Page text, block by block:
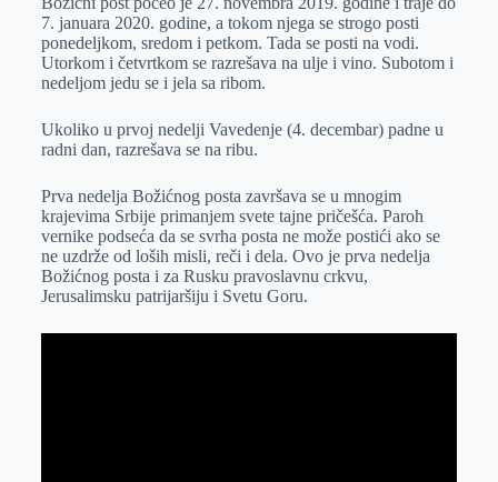
7. januara 2020. godine, a tokom njega se strogo posti
ponedeljkom, sredom i petkom. Tada se posti na vodi.
Utorkom i četvrtkom se razrešava na ulje i vino. Subotom i
nedeljom jedu se i jela sa ribom.
Ukoliko u prvoj nedelji Vavedenje (4. decembar) padne u
radni dan, razrešava se na ribu.
Prva nedelja Božićnog posta završava se u mnogim
krajevima Srbije primanjem svete tajne pričešća. Paroh
vernike podseća da se svrha posta ne može postići ako se
ne uzdrže od loših misli, reči i dela. Ovo je prva nedelja
Božićnog posta i za Rusku pravoslavnu crkvu,
Jerusalimsku patrijaršiju i Svetu Goru.